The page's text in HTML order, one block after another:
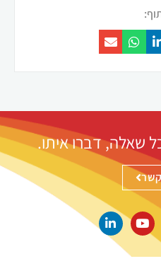
שאלה, דברו איתו.